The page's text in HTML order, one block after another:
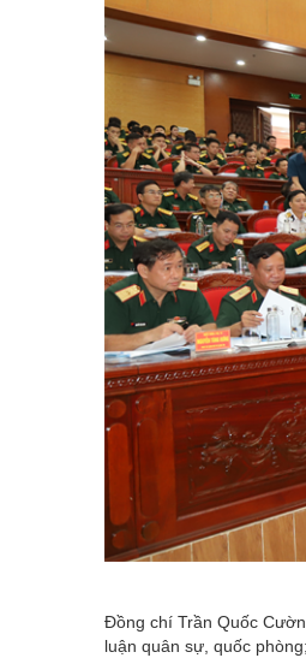
Đồng chí Trần Quốc
luận quân sự, quốc